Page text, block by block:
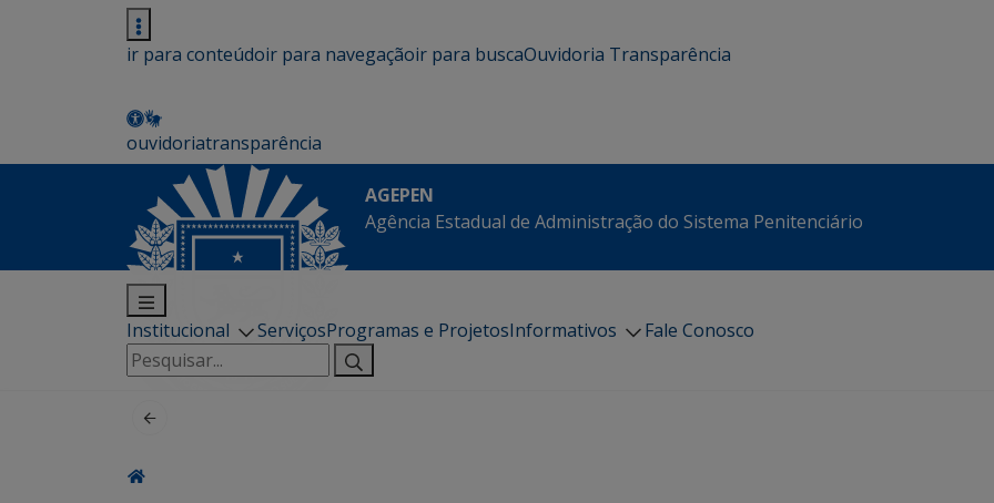
ir para conteúdoir para navegaçãoir para buscaOuvidoria Transparência
ouvidoriatransparência
AGEPEN
Agência Estadual de Administração do Sistema Penitenciário
Institucional ServiçosProgramas e ProjetosInformativos
Fale Conosco
Pesquisar
por: